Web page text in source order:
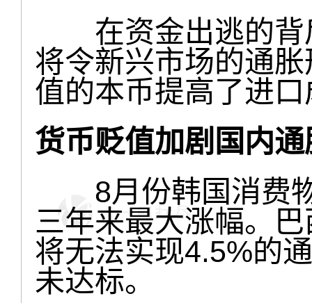
在资金出逃的背
将令新兴市场的通
值的本币提高了进
货币贬值加剧国内通
8月份韩国消费物
三年来最大涨幅。
将无法实现4.5%的
未达标。